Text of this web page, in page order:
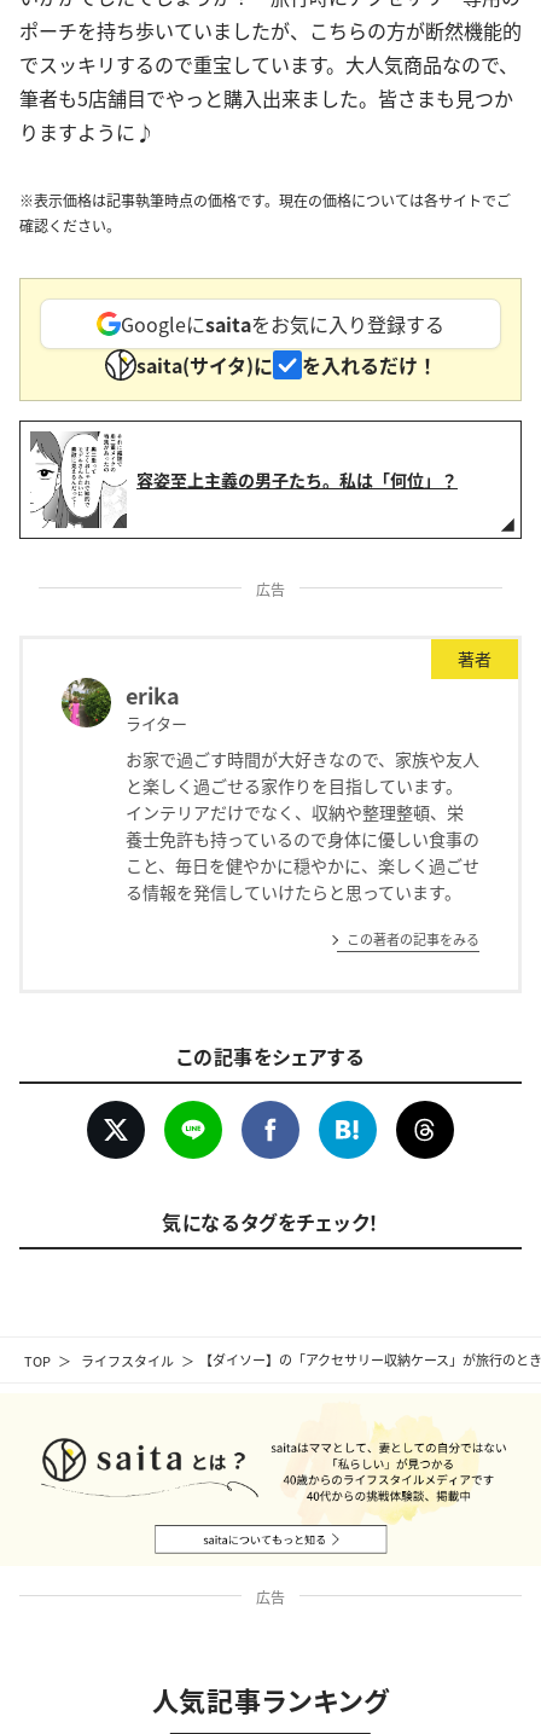
TOP ライフスタイル 【ダイソー】の「アクセサリー収納ケース」が旅行のと
ポーチを持ち歩いていましたが、こちらの方が断然機能的
でスッキリするので重宝しています。大人気商品なので、
筆者も5店舗目でやっと購入出来ました。皆さまも見つか
りますように♪
※表示価格は記事執筆時点の価格です。現在の価格については各サイトでご
確認ください。
Googleにsaitaをお気に入り登録する
saita(サイタ)に
を入れるだけ！
容姿至上主義の男子たち。私は「何位」？
広告
著者
erika
ライター
お家で過ごす時間が大好きなので、家族や友人
と楽しく過ごせる家作りを目指しています。
インテリアだけでなく、収納や整理整頓、栄
養士免許も持っているので身体に優しい食事の
こと、毎日を健やかに穏やかに、楽しく過ごせ
る情報を発信していけたらと思っています。
この著者の記事をみる
この記事をシェアする
気になるタグをチェック！
広告
人気記事ランキング